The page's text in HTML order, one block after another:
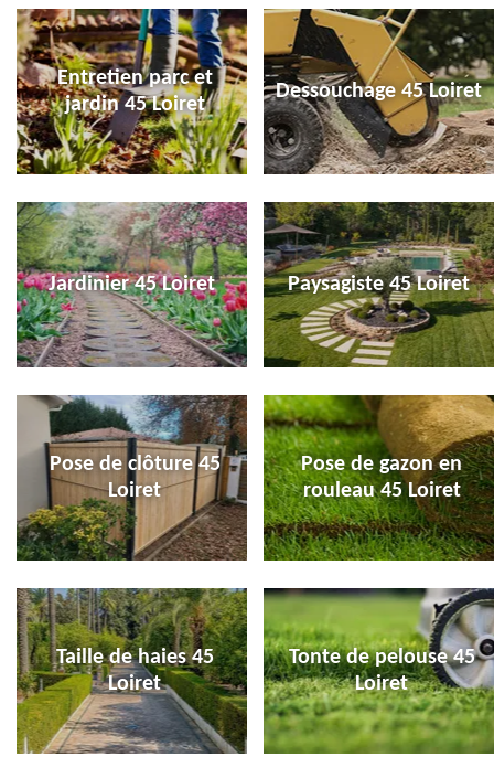
Entretien parc et
jardin 45 Loiret
Dessouchage 45 Loiret
Jardinier 45 Loiret Paysagiste 45 Loiret
Pose de clôture 45
Loiret
Pose de gazon en
rouleau 45 Loiret
Taille de haies 45
Loiret
Tonte de pelouse 45
Loiret